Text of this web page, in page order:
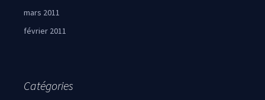
mars 2011
février 2011
Catégories